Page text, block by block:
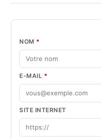
NOM *
E-MAIL *
SITE INTERNET